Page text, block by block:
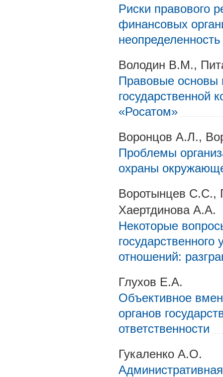
Риски правового
финансовых
неопределенность
Володин В.М.,
Правовые основы
государственной
«Росатом»
Воронцов А.Л.,
Проблемы
охраны
Воротынцев
Хаертдинова А.А.
Некоторые
отношений:
Глухов Е.А.
Объективное
органов
ответственности
Гукаленко А.О.